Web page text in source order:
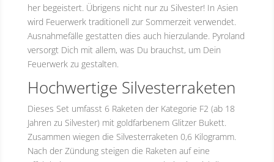
her begeistert. Übrigens nicht nur zu Silvester! In Asien
wird Feuerwerk traditionell zur Sommerzeit verwendet.
Ausnahmefälle gestatten dies auch hierzulande. Pyroland
versorgt Dich mit allem, was Du brauchst, um Dein
Feuerwerk zu gestalten.
Hochwertige Silvesterraketen
Dieses Set umfasst 6 Raketen der Kategorie F2 (ab 18
Jahren zu Silvester) mit goldfarbenem Glitzer Bukett.
Zusammen wiegen die Silvesterraketen 0,6 Kilogramm.
Nach der Zündung steigen die Raketen auf eine